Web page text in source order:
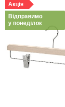
Акція
Відправимо
у понеділок